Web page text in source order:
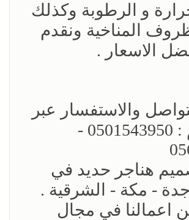
و الرطوبة وكذلك
المناخية ونقدم
الاسعار .
والاستفسار عبر
جوال رقم : 0501543950 -
هناجر حديد في
- مكة - الشرقية .
اعمالنا في مجال